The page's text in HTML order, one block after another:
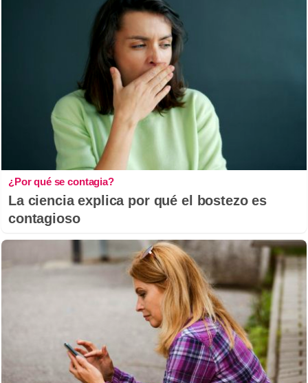
¿Por qué se contagia?
La ciencia explica por qué el bostezo es
contagioso